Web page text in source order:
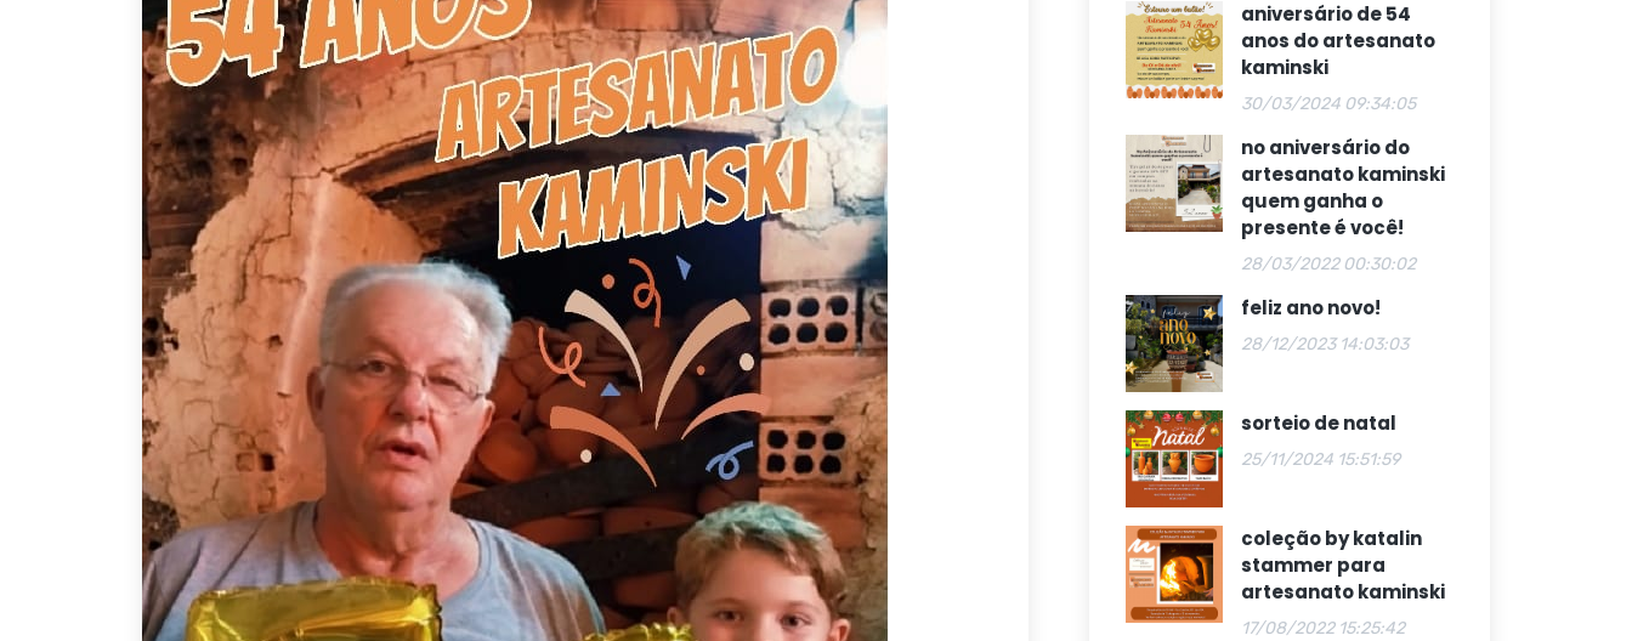
aniversário de 54
anos do artesanato
kaminski
30/03/2024 09:34:05
no aniversário do
artesanato kaminski
quem ganha o
presente é você!
28/03/2022 00:30:02
feliz ano novo!
28/12/2023 14:03:03
sorteio de natal
25/11/2024 15:51:59
coleção by katalin
stammer para
artesanato kaminski
17/08/2022 15:25:42